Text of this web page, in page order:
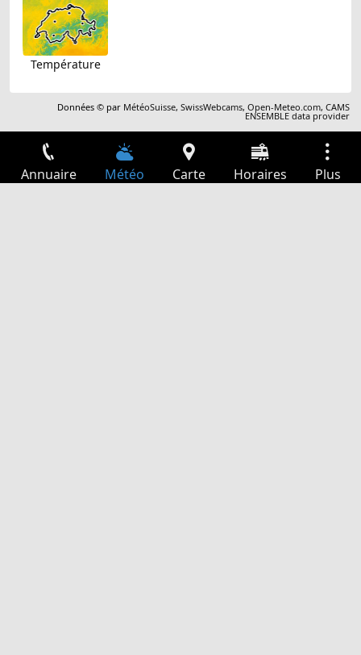
Température
Données © par MétéoSuisse,SwissWebcams,Open-Meteo.com,CAMS
ENSEMBLE data provider
Annuaire Météo Carte Horaires Plus